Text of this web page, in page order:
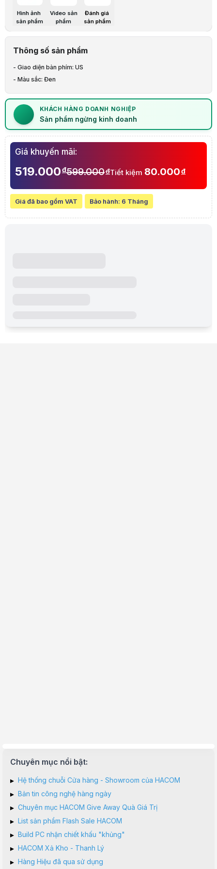
Thương hiệu:
HP
Tình trạng:Order trước – giao sau
Thêm vào giỏ hàng
Thông số nổi bật
Giao diện bàn phím: US
Màu sắc: Đen
Mô tả sản phẩm
Lưu ý:Bài viết và hình ảnh mang tính tham khảo. Cấu hình và đặc
Thông báo quan trọng
📌
Thông báo:
Sản phẩm ngừng kinh doanh
Sản phẩm đã ngừng kinh doanh
Hình ảnh
sản phẩm
Video sản
phẩm
Đánh giá
sản phẩm
Thông số sản phẩm
- Giao diện bàn phím: US
- Màu sắc: Đen
KHÁCH HÀNG DOANH NGHIỆP
Sản phẩm ngừng kinh doanh
Giá khuyến mãi:
519.000đ599.000đTiết kiệm 80.000đ
Giá đã bao gồm VAT Bảo hành: 6 Tháng
Chuyên mục nổi bật:
▸ Hệ thống chuỗi Cửa hàng - Showroom của HACOM
▸ Bản tin công nghệ hàng ngày
▸ Chuyên mục HACOM Give Away Quà Giá Trị
▸ List sản phẩm Flash Sale HACOM
▸ Build PC nhận chiết khấu "khủng"
▸ HACOM Xả Kho - Thanh Lý
▸ Hàng Hiệu đã qua sử dụng